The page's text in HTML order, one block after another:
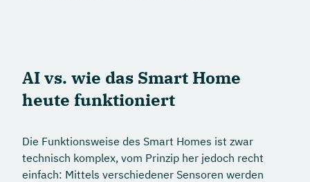
AI vs. wie das Smart Home
heute funktioniert
Die Funktionsweise des Smart Homes ist zwar
technisch komplex, vom Prinzip her jedoch recht
einfach: Mittels verschiedener Sensoren werden